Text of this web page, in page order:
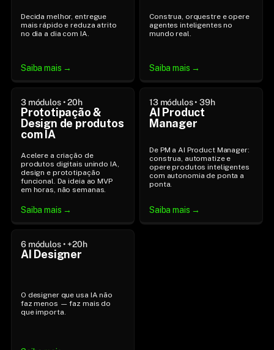
Decida melhor, entregue
mais rápido e reduza atrito
no dia a dia com IA.
Saiba mais →
Construa, orquestre e opere
agentes inteligentes no
mundo real.
Saiba mais →
Prototipação &
Design de produtos
com IA
Acelere a criação de
produtos digitais unindo IA,
design e prototipação
funcional. Da ideia ao MVP
em horas, não semanas.
3 módulos • 20h
Saiba mais →
AI Product
Manager
De PM a AI Product Manager:
construa, automatize e
opere produtos inteligentes
com autonomia de ponta a
ponta.
13 módulos • 39h
Saiba mais →
AI Designer
O designer que usa IA não
faz menos — faz mais do
que importa.
6 módulos • +20h